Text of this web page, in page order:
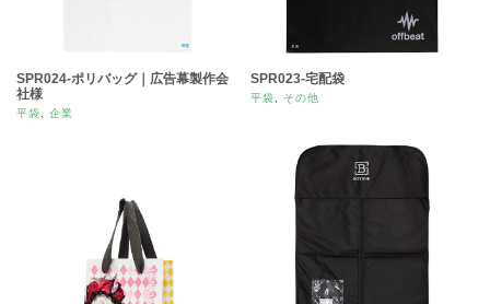
SPR024-ポリバッグ｜広告幕製作会
社様
平袋 企業
SPR023-宅配袋
平袋 その他